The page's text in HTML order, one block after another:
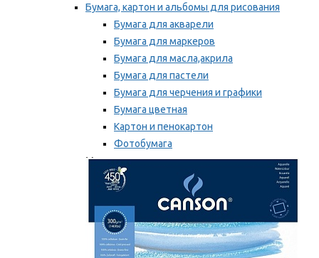
Бумага, картон и альбомы для рисования
Бумага для акварели
Бумага для маркеров
Бумага для масла,акрила
Бумага для пастели
Бумага для черчения и графики
Бумага цветная
Картон и пенокартон
Фотобумага
Мы рекомендуем